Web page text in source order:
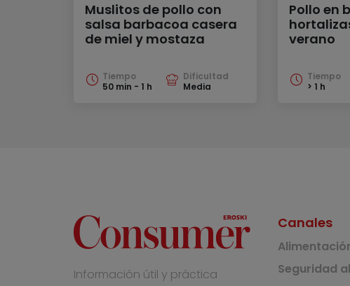
Muslitos de pollo con
salsa barbacoa casera
de miel y mostaza
Tiempo
50 min - 1 h
Dificultad
Media
Pollo en
verano
Tiempo
> 1 h
Información útil y práctica
Canales
Seguridad